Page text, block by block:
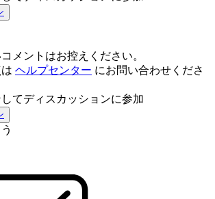
メントはお控えください。
ヘルプセンター にお問い合わせくださ
てディスカッションに参加